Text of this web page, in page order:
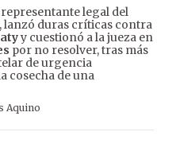
legal del
, lanzó duras críticas contra
y cuestionó a la jueza en
por no resolver, tras más
de urgencia
cosecha de una
Aquino